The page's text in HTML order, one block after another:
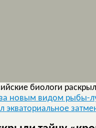
биологи
за новым видом рыбы-